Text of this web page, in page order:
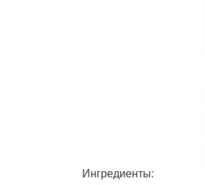
Ингредиенты: